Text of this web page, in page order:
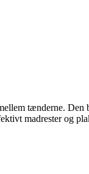
tænderne.
madrester og